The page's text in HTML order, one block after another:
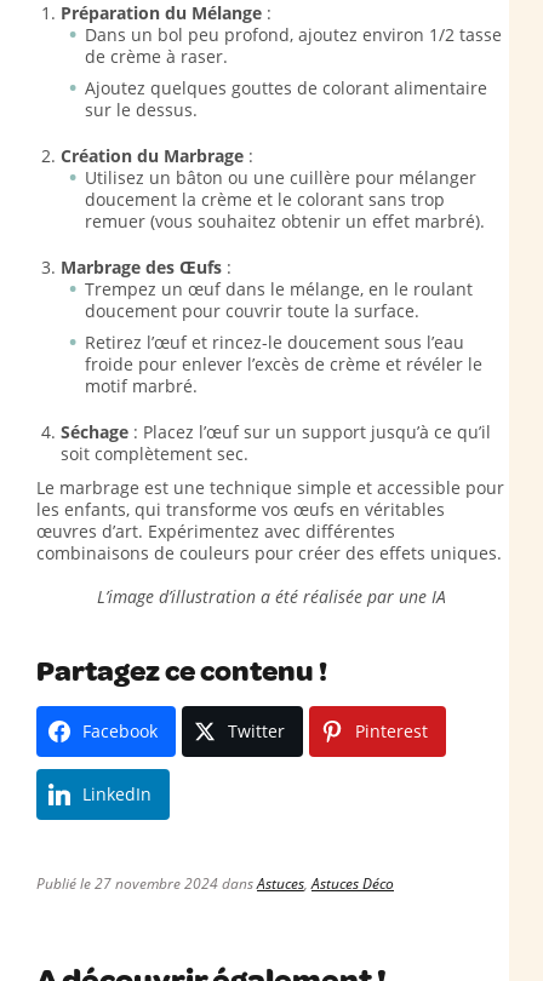
Préparation du Mélange :
Dans un bol peu profond, ajoutez environ 1/2 tasse
de crème à raser.
Ajoutez quelques gouttes de colorant alimentaire
sur le dessus.
Création du Marbrage :
Utilisez un bâton ou une cuillère pour mélanger
doucement la crème et le colorant sans trop
remuer (vous souhaitez obtenir un effet marbré).
Marbrage des Œufs :
Trempez un œuf dans le mélange, en le roulant
doucement pour couvrir toute la surface.
Retirez l’œuf et rincez-le doucement sous l’eau
froide pour enlever l’excès de crème et révéler le
motif marbré.
Séchage : Placez l’œuf sur un support jusqu’à ce qu’il
soit complètement sec.
Le marbrage est une technique simple et accessible pour
les enfants, qui transforme vos œufs en véritables
œuvres d’art. Expérimentez avec différentes
combinaisons de couleurs pour créer des effets uniques.
L’image d’illustration a été réalisée par une IA
Partagez ce contenu !
Facebook Twitter Pinterest
LinkedIn
Publié le 27 novembre 2024 dansAstuces,Astuces Déco